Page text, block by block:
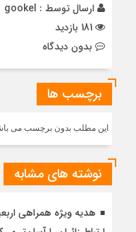
ارسال توسط : gookel
بدون دیدگاه
برچسب ها
این مطلب بدون برچسب می
نوشته های مشابه
هدیه ویژه همراهی